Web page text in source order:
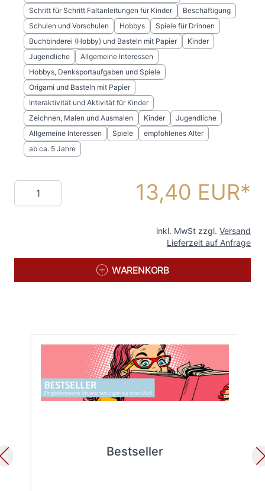
Schritt für Schritt Faltanleitungen für Kinder
Beschäftigung
Schulen und Vorschulen
Hobbys
Spiele für Drinnen
Buchbinderei (Hobby) und Basteln mit Papier
Kinder
Jugendliche
Allgemeine Interessen
Hobbys, Denksportaufgaben und Spiele
Origami und Basteln mit Papier
Interaktivität und Aktivität für Kinder
Zeichnen, Malen und Ausmalen
Kinder
Jugendliche
Allgemeine Interessen
Spiele
empfohlenes Alter
ab ca. 5 Jahre
Menge 13,40 EUR
inkl. MwSt zzgl. Versand
Lieferzeit auf Anfrage
WARENKORB
Bestseller